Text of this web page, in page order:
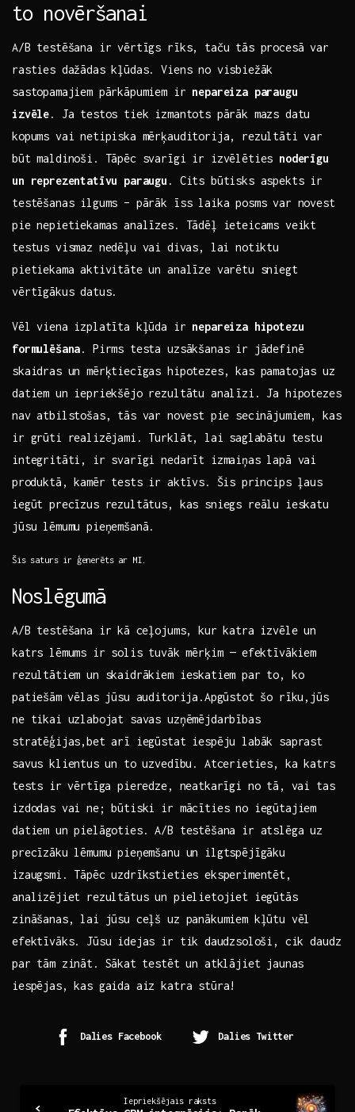
to novēršanai
A/B testēšana ir vērtīgs rīks, ‍taču tās ‌procesā var
rasties dažādas kļūdas. Viens no visbiežāk
sastopamajiem pārkāpumiem ir nepareiza paraugu
izvēle. Ja testos tiek izmantots pārāk mazs datu
kopums vai netipiska mērķauditorija, rezultāti var
būt maldinoši. Tāpēc svarīgi ir izvēlēties noderīgu
un reprezentatīvu paraugu . Cits būtisks aspekts ir
testēšanas ilgums – pārāk īss laika posms var novest
pie nepietiekamas analīzes. Tādēļ ieteicams veikt
testus vismaz nedēļu vai ⁤divas, lai notiktu
pietiekama aktivitāte un analīze varētu sniegt
vērtīgākus datus.
Vēl viena izplatīta ​kļūda ir nepareiza hipotezu
formulēšana. Pirms testa uzsākšanas ir jādefinē
skaidras un mērķtiecīgas hipotezes, kas pamatojas uz
datiem un iepriekšējo rezultātu analīzi. Ja hipotezes
nav atbilstošas, tās ‍var⁣ novest pie secinājumiem, kas
ir grūti realizējami. Turklāt, ⁣lai saglabātu testu
integritāti, ir svarīgi nedarīt izmaiņas lapā vai
⁢produktā, kamēr tests ir aktīvs. Šis ⁤princips ļaus
iegūt precīzus rezultātus, kas sniegs reālu ieskatu
jūsu lēmumu pieņemšanā.
Šis saturs ir ģenerēts ar MI.
Noslēgumā
A/B testēšana ir ⁤kā ceļojums, kur katra‍ izvēle un
katrs lēmums ⁢ir solis tuvāk mērķim — efektīvākiem
rezultātiem un skaidrākiem ieskatiem par to, ko
patiešām⁣ vēlas jūsu auditorija.Apgūstot šo rīku,jūs
ne ‍tikai uzlabojat savas uzņēmējdarbības‍
stratēģijas,bet arī iegūstat iespēju labāk saprast
savus klientus ⁣un to uzvedību. Atcerieties, ka katrs
⁣tests ir vērtīga pieredze, neatkarīgi no tā,‍ vai tas
izdodas vai ne; būtiski ir mācīties no iegūtajiem
datiem un pielāgoties. A/B testēšana ir atslēga uz
precīzāku lēmumu pieņemšanu un‌ ilgtspējīgāku
izaugsmi. Tāpēc uzdrīkstieties eksperimentēt,‍
analizējiet rezultātus un pielietojiet iegūtās
zināšanas, lai jūsu ceļš uz panākumiem kļūtu vēl
efektīvāks. Jūsu idejas ir tik⁢ daudzsološi, cik‌ daudz
par tām zināt. Sākat ⁢testēt un atklājiet jaunas
iespējas, kas gaida aiz katra stūra!
Dalies Facebook Dalies Twitter
Iepriekšējais raksts